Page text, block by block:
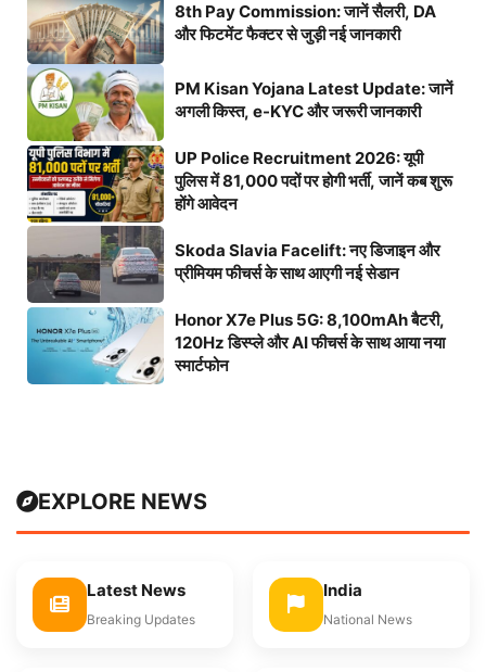
8th Pay Commission: जानें सैलरी, DA
और फिटमेंट फैक्टर से जुड़ी नई जानकारी
PM Kisan Yojana Latest Update: जानें
अगली किस्त, e-KYC और जरूरी जानकारी
UP Police Recruitment 2026: यूपी
पुलिस में 81,000 पदों पर होगी भर्ती, जानें कब शुरू
होंगे आवेदन
Skoda Slavia Facelift: नए डिजाइन और
प्रीमियम फीचर्स के साथ आएगी नई सेडान
Honor X7e Plus 5G: 8,100mAh बैटरी,
120Hz डिस्प्ले और AI फीचर्स के साथ आया नया
स्मार्टफोन
EXPLORE NEWS
Latest News
Breaking Updates
India
National News